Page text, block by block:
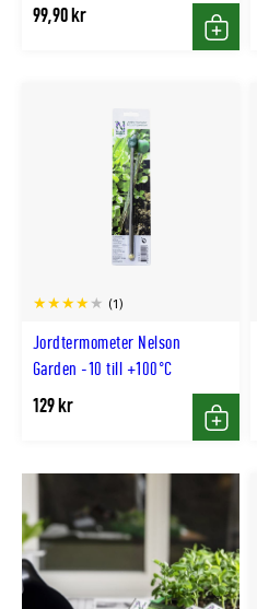
99,90 kr
Köp
Jordtermometer Nelson
Garden -10 till +100°C
(1)
129 kr
Köp